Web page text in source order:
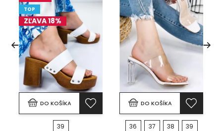
TOP
ZĽAVA 18%
DO KOŠÍKA
39
DO KOŠÍKA
36 37 38
39